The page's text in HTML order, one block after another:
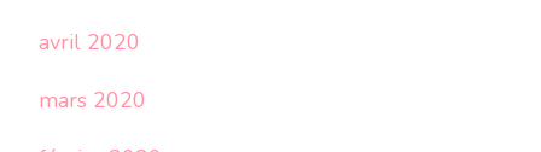
avril 2020
mars 2020